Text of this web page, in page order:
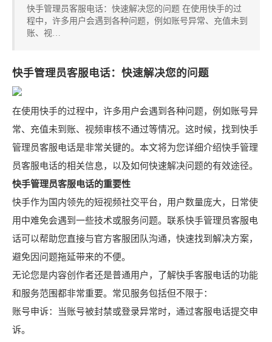
快手管理员客服电话：快速解决您的问题 在使用快手的过
程中，许多用户会遇到各种问题，例如账号异常、充值未到
账、视…
快手管理员客服电话：快速解决您的问题
在使用快手的过程中，许多用户会遇到各种问题，例如账号异
常、充值未到账、视频审核不通过等情况。这时候，找到快手
管理员客服电话是非常关键的。本文将为您详细介绍快手管理
员客服电话的相关信息，以及如何快速解决问题的有效途径。
快手管理员客服电话的重要性
快手作为国内领先的短视频社交平台，用户数量庞大，日常使
用中难免会遇到一些技术或服务问题。联系快手管理员客服电
话可以帮助您直接与官方客服团队沟通，快速找到解决方案，
避免因问题拖延带来的不便。
无论您是内容创作者还是普通用户，了解快手客服电话的功能
和服务范围都非常重要。常见服务包括但不限于：
账号申诉：当账号被封禁或登录异常时，通过客服电话提交申
诉。